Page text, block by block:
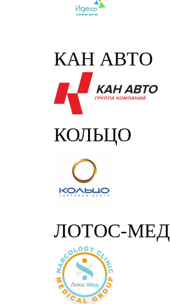
КАН АВТО
КОЛЬЦО
ЛОТОС-МЕД